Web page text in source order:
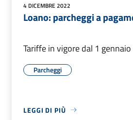
4 DICEMBRE 2022
Loano: parcheggi a
Tariffe in vigore dal 1
Parcheggi
LEGGI DI PIÙ